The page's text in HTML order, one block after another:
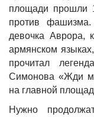
площади прошли
против
девочка Аврора,
армянском
прочитал
Симонова «Жди
на главной
Нужно